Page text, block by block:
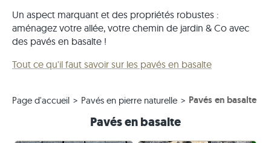
Un aspect marquant et des propriétés robustes :
aménagez votre allée, votre chemin de jardin & Co avec
des pavés en basalte !
Tout ce qu'il faut savoir sur les pavés en basalte
Page d'accueil Pavés en pierre naturelle Pavés en basalte
Pavés en basalte